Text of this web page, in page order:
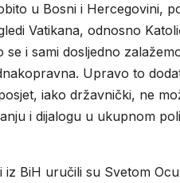
u Bosni i Hercegovini,
Vatikana, odnosno
i sami dosljedno
Upravo to
iako državnički, ne
i dijalogu u ukupnom
BiH uručili su Svetom